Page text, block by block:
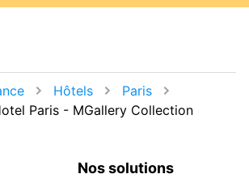
Hôtels
Paris
Paris - MGallery Collection
Nos solutions